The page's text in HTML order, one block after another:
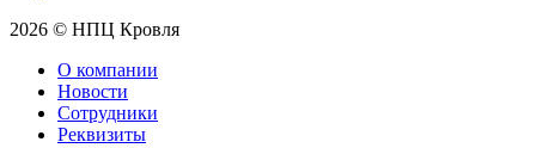
2026 © НПЦ Кровля
О компании
Новости
Сотрудники
Реквизиты